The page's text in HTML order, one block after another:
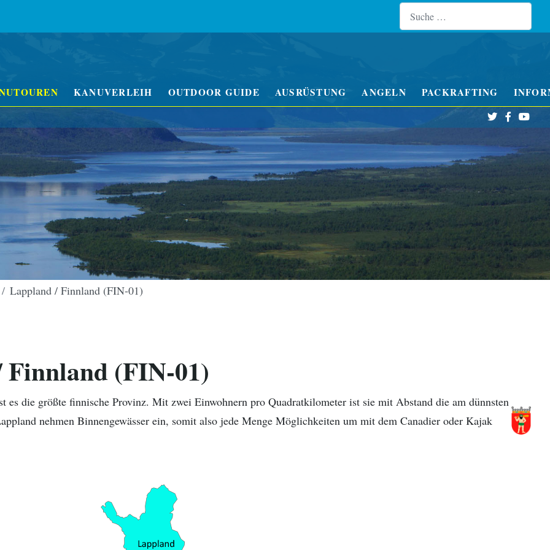
Suchen
KANUVERLEIH OUTDOOR GUIDE AUSRÜSTUNG ANGELN PACKRAFTING
Lappland / Finnland (FIN-01)
(FIN-01)
die größte finnische Provinz. Mit zwei Einwohnern pro Quadratkilometer ist sie mit Abstand die am dünnsten
nehmen Binnengewässer ein, somit also jede Menge Möglichkeiten um mit dem Canadier oder Kajak